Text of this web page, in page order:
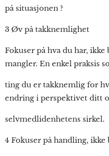
på situasjonen ?
3 Øv på takknemlighet
Fokuser på hva du har,
mangler. En enkel praksis
ting du er takknemlig for
endring i perspektivet ditt
selvmedlidenhetens sirkel.
4 Fokuser på handling,